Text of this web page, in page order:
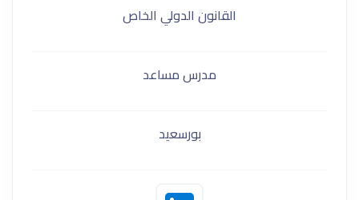
القانون الدولي الخاص
مدرس مساعد
بورسعيد